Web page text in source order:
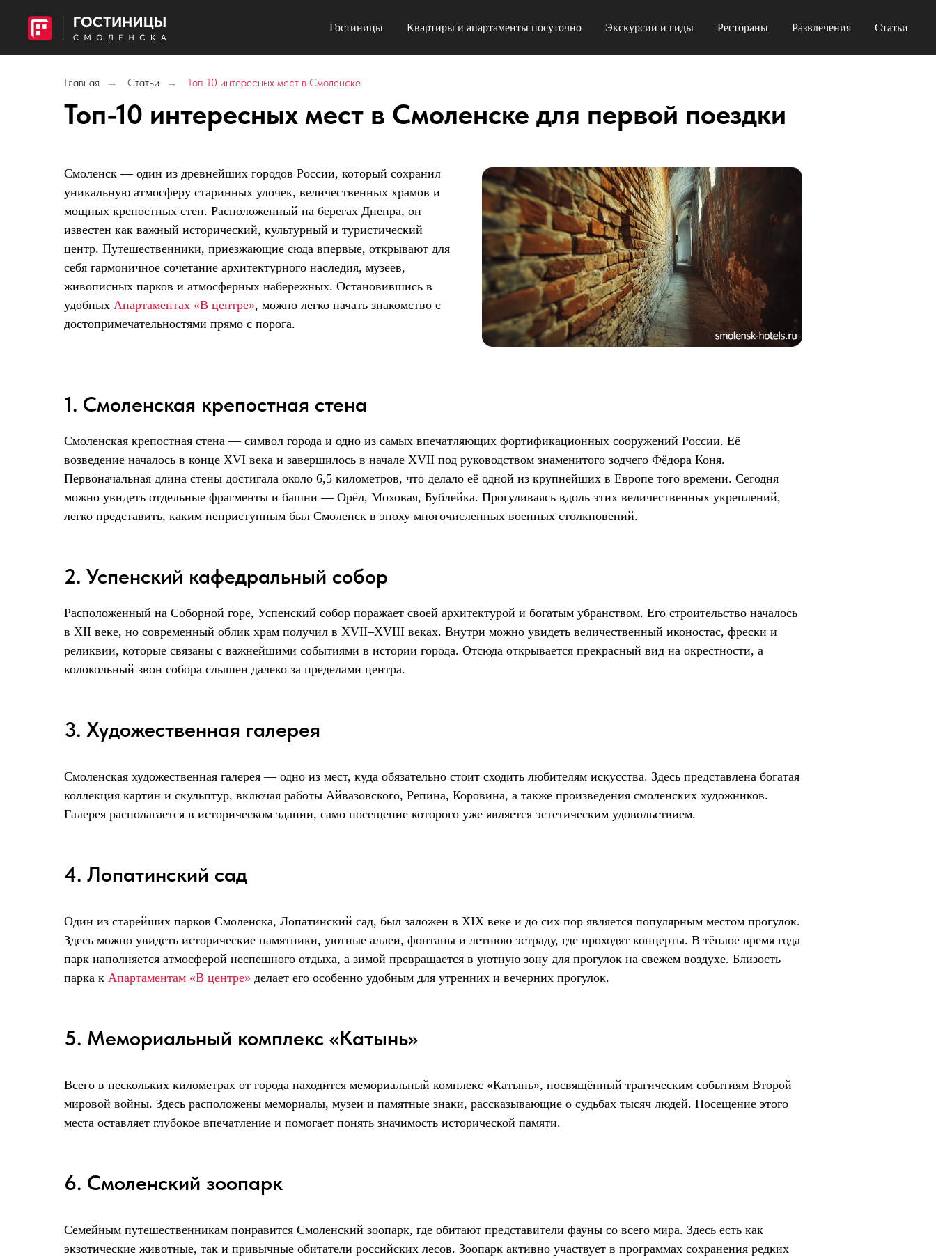
Гостиницы Квартиры и апартаменты посуточно Экскурсии и гиды Рестораны Развлечения Статьи
Главная → Статьи → Топ-10 интересных мест в Смоленске
Топ-10 интересных мест в Смоленске для первой поездки
Смоленск — один из древнейших городов России, который сохранил
уникальную атмосферу старинных улочек, величественных храмов и
мощных крепостных стен. Расположенный на берегах Днепра, он
известен как важный исторический, культурный и туристический
центр. Путешественники, приезжающие сюда впервые, открывают для
себя гармоничное сочетание архитектурного наследия, музеев,
живописных парков и атмосферных набережных. Остановившись в
удобных Апартаментах «В центре», можно легко начать знакомство с
достопримечательностями прямо с порога.
1. Смоленская крепостная стена
Смоленская крепостная стена — символ города и одно из самых впечатляющих фортификационных сооружений России. Её
возведение началось в конце XVI века и завершилось в начале XVII под руководством знаменитого зодчего Фёдора Коня.
Первоначальная длина стены достигала около 6,5 километров, что делало её одной из крупнейших в Европе того времени. Сегодня
можно увидеть отдельные фрагменты и башни — Орёл, Моховая, Бублейка. Прогуливаясь вдоль этих величественных укреплений,
легко представить, каким неприступным был Смоленск в эпоху многочисленных военных столкновений.
2. Успенский кафедральный собор
Расположенный на Соборной горе, Успенский собор поражает своей архитектурой и богатым убранством. Его строительство началось
в XII веке, но современный облик храм получил в XVII–XVIII веках. Внутри можно увидеть величественный иконостас, фрески и
реликвии, которые связаны с важнейшими событиями в истории города. Отсюда открывается прекрасный вид на окрестности, а
колокольный звон собора слышен далеко за пределами центра.
3. Художественная галерея
Смоленская художественная галерея — одно из мест, куда обязательно стоит сходить любителям искусства. Здесь представлена богатая
коллекция картин и скульптур, включая работы Айвазовского, Репина, Коровина, а также произведения смоленских художников.
Галерея располагается в историческом здании, само посещение которого уже является эстетическим удовольствием.
4. Лопатинский сад
Один из старейших парков Смоленска, Лопатинский сад, был заложен в XIX веке и до сих пор является популярным местом прогулок.
Здесь можно увидеть исторические памятники, уютные аллеи, фонтаны и летнюю эстраду, где проходят концерты. В тёплое время года
парк наполняется атмосферой неспешного отдыха, а зимой превращается в уютную зону для прогулок на свежем воздухе. Близость
парка к Апартаментам «В центре» делает его особенно удобным для утренних и вечерних прогулок.
5. Мемориальный комплекс «Катынь»
Всего в нескольких километрах от города находится мемориальный комплекс «Катынь», посвящённый трагическим событиям Второй
мировой войны. Здесь расположены мемориалы, музеи и памятные знаки, рассказывающие о судьбах тысяч людей. Посещение этого
места оставляет глубокое впечатление и помогает понять значимость исторической памяти.
6. Смоленский зоопарк
Семейным путешественникам понравится Смоленский зоопарк, где обитают представители фауны со всего мира. Здесь есть как
экзотические животные, так и привычные обитатели российских лесов. Зоопарк активно участвует в программах сохранения редких